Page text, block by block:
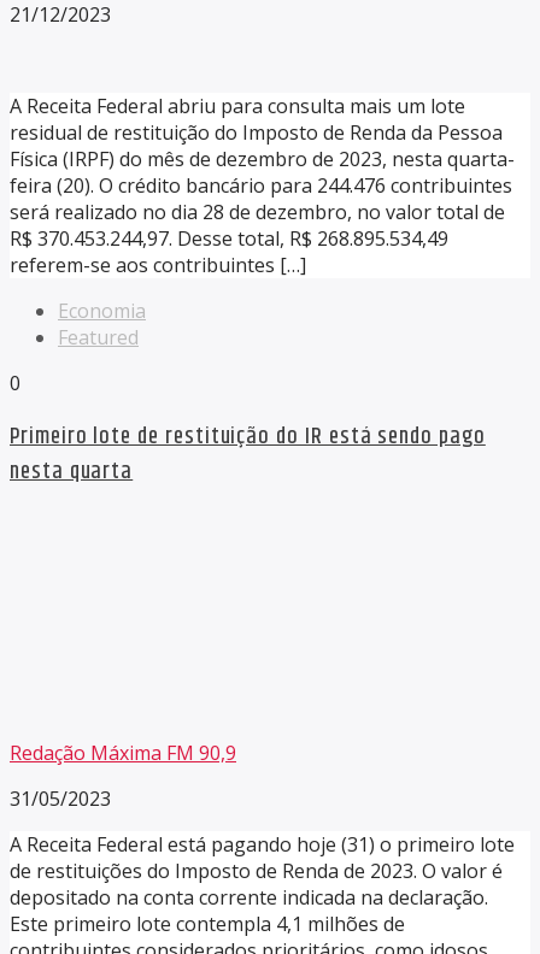
21/12/2023
A Receita Federal abriu para consulta mais um lote
residual de restituição do Imposto de Renda da Pessoa
Física (IRPF) do mês de dezembro de 2023, nesta quarta-
feira (20). O crédito bancário para 244.476 contribuintes
será realizado no dia 28 de dezembro, no valor total de
R$ 370.453.244,97. Desse total, R$ 268.895.534,49
referem-se aos contribuintes […]
Economia
Featured
0
Primeiro lote de restituição do IR está sendo pago
nesta quarta
Redação Máxima FM 90,9
31/05/2023
A Receita Federal está pagando hoje (31) o primeiro lote
de restituições do Imposto de Renda de 2023. O valor é
depositado na conta corrente indicada na declaração.
Este primeiro lote contempla 4,1 milhões de